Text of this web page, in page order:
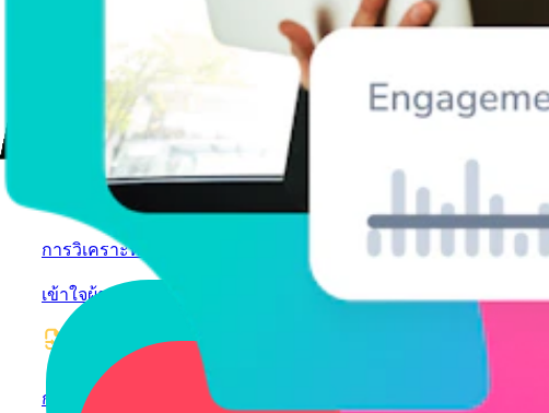
ค้นพบเสียงที่ได้รับความนิยม
การวิเคราะห์ความรู้สึก
เข้าใจผู้ชมของคุณดีขึ้น
การเปรียบเทียบแบรนด์